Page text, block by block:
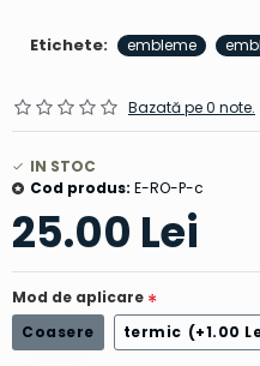
Etichete: embleme
Bazată pe 0 note.
25.00 Lei
IN STOC
Cod produs: E-RO-P-c
Mod de aplicare
Coasere
termic (+1.00